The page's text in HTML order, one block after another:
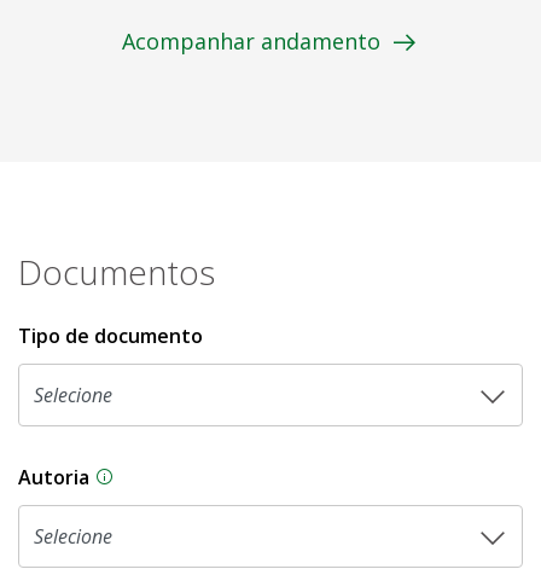
Acompanhar andamento
Documentos
Tipo de documento
Autoria As proposições legislativas na CLDF podem